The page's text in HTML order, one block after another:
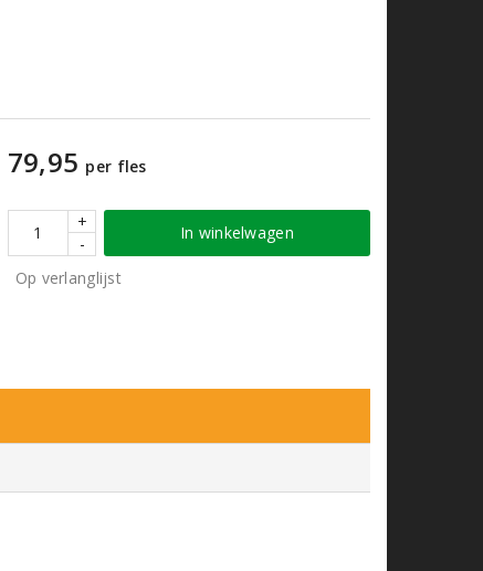
79,95 per fles
+
-
In winkelwagen
Op verlanglijst